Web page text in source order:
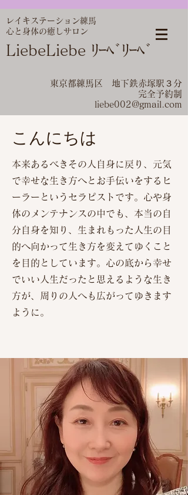
レイキステーション練馬
​心と身体の癒しサロン
​LiebeLiebe ﾘｰﾍﾞﾘｰﾍﾞ
東京都​練馬区 地下鉄赤塚駅３分
​完全予約制
liebe002@gmail.com
こんにちは
本来あるべきその人自身に戻り、元気
で幸せな生き方へとお手伝いをするヒ
ーラーというセラピストです。心や身
体のメンテナンスの中でも、本当の自
分自身を知り、生まれもった人生の目
的へ向かって生き方を変えてゆくこと
を目的としています。心の底から幸せ
でいい人生だったと思えるような生き
方が、周りの人へも広がってゆきます
ように。